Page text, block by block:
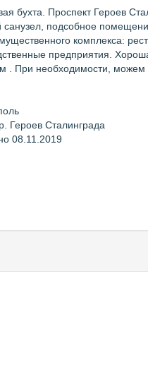
бухта. Проспект Героев
санузел, подсобное
комплекса:
предприятия.
. При необходимости,
Героев Сталинграда
08.11.2019